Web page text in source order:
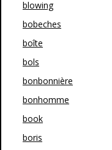
blowing
bobeches
boîte
bols
bonbonnière
bonhomme
book
boris